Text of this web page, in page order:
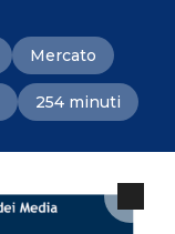
Mercato
254 minuti